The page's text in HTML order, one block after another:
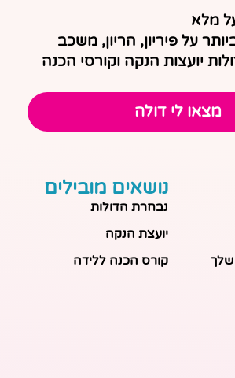
מלא
על פיריון, הריון, משכב
יועצות הנקה וקורסי הכנה
מצאו לי דולה
שלך
נושאים מובילים
נבחרת הדולות
יועצת הנקה
קורס הכנה ללידה